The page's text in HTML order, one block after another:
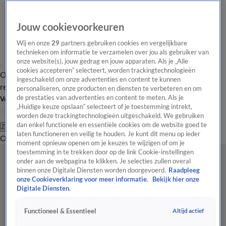
Overzicht Laatste nieuws Regionieuws Het beste van Hart
Tip de
redactie
Volg Hart van Nederland
Zoeken
OverzichtRegioUitzendingenWeerTip de redactiePanelVideo's
Jouw cookievoorkeuren
Wij en onze29 partners gebruiken cookies en vergelijkbare
technieken om informatie te verzamelen over jou als gebruiker van
onze website(s), jouw gedrag en jouw apparaten. Als je „Alle
cookies accepteren” selecteert, worden trackingtechnologieën
ingeschakeld om onze advertenties en content te kunnen
personaliseren, onze producten en diensten te verbeteren en om
de prestaties van advertenties en content te meten. Als je
„Huidige keuze opslaan” selecteert of je toestemming intrekt,
worden deze trackingtechnologieën uitgeschakeld. We gebruiken
dan enkel functionele en essentiële cookies om de website goed te
laten functioneren en veilig te houden. Je kunt dit menu op ieder
moment opnieuw openen om je keuzes te wijzigen of om je
toestemming in te trekken door op de link Cookie-instellingen
onder aan de webpagina te klikken. Je selecties zullen overal
binnen onze Digitale Diensten worden doorgevoerd. Raadpleeg
onze Cookieverklaring voor meer informatie.
Bekijk hier onze
Digitale Diensten.
Functioneel & Essentieel Altijd actief